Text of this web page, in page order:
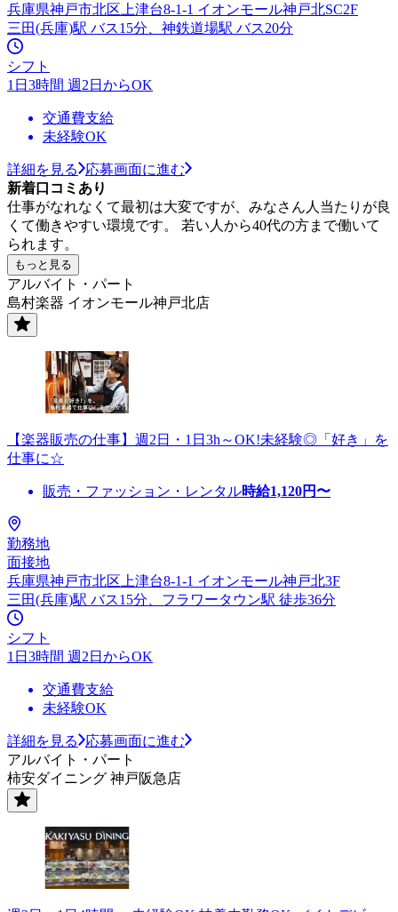
兵庫県神戸市北区上津台8-1-1 イオンモール神戸北SC2F
三田(兵庫)駅 バス15分、神鉄道場駅 バス20分
シフト
1日3時間 週2日からOK
交通費支給
未経験OK
詳細を見る
応募画面に進む
新着口コミあり
仕事がなれなくて最初は大変ですが、みなさん人当たりが良
くて働きやすい環境です。 若い人から40代の方まで働いて
られます。
もっと見る
アルバイト・パート
島村楽器 イオンモール神戸北店
【楽器販売の仕事】週2日・1日3h～OK!未経験◎「好き」を
仕事に☆
販売・ファッション・レンタル時給1,120円〜
勤務地
面接地
兵庫県神戸市北区上津台8-1-1 イオンモール神戸北3F
三田(兵庫)駅 バス15分、フラワータウン駅 徒歩36分
シフト
1日3時間 週2日からOK
交通費支給
未経験OK
詳細を見る
応募画面に進む
アルバイト・パート
柿安ダイニング 神戸阪急店